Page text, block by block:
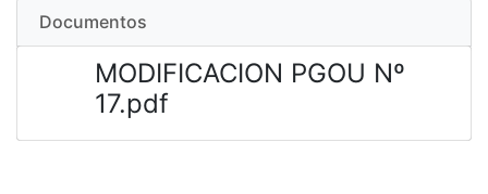
Documentos
MODIFICACION PGOU Nº
17.pdf